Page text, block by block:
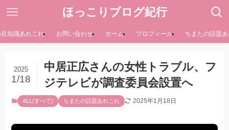
ほっこりブログ紀行
知識あれこれ お問い合わせ ホーム プロフィール ちまたの話題
中居正広さんの女性トラブル、フ
ジテレビが調査委員会設置へ
2025
1/18
ALL(すべて) ちまたの話題あれこれ 2025年1月18日